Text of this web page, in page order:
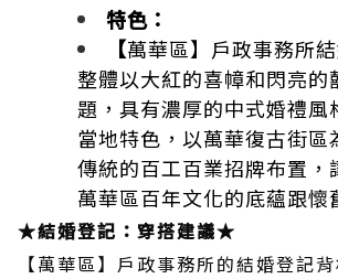
特色：
【萬華區】戶政事務所
整體以大紅的喜幛和閃亮的
題，具有濃厚的中式婚禮風
當地特色，以萬華復古街區
傳統的百工百業招牌布置，
萬華區百年文化的底蘊跟懷
★結婚登記：穿搭建議★
【萬華區】戶政事務所的結婚登記